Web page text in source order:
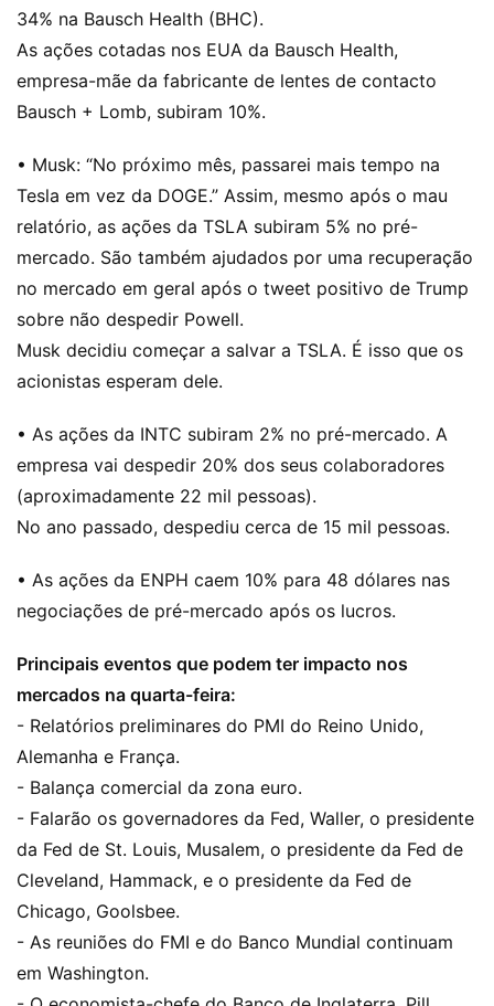
34% na Bausch Health (BHC).
As ações cotadas nos EUA da Bausch Health,
empresa-mãe da fabricante de lentes de contacto
Bausch + Lomb, subiram 10%.
• Musk: “No próximo mês, passarei mais tempo na
Tesla em vez da DOGE.” Assim, mesmo após o mau
relatório, as ações da TSLA subiram 5% no pré-
mercado. São também ajudados por uma recuperação
no mercado em geral após o tweet positivo de Trump
sobre não despedir Powell.
Musk decidiu começar a salvar a TSLA. É isso que os
acionistas esperam dele.
• As ações da INTC subiram 2% no pré-mercado. A
empresa vai despedir 20% dos seus colaboradores
(aproximadamente 22 mil pessoas).
No ano passado, despediu cerca de 15 mil pessoas.
• As ações da ENPH caem 10% para 48 dólares nas
negociações de pré-mercado após os lucros.
Principais eventos que podem ter impacto nos
mercados na quarta-feira:
- Relatórios preliminares do PMI do Reino Unido,
Alemanha e França.
- Balança comercial da zona euro.
- Falarão os governadores da Fed, Waller, o presidente
da Fed de St. Louis, Musalem, o presidente da Fed de
Cleveland, Hammack, e o presidente da Fed de
Chicago, Goolsbee.
- As reuniões do FMI e do Banco Mundial continuam
em Washington.